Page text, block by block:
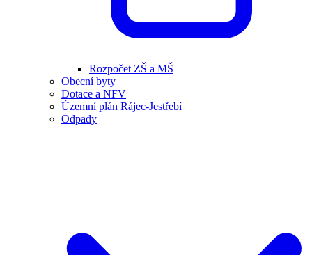
Rozpočet ZŠ a MŠ
Obecní byty
Dotace a NFV
Územní plán Rájec-Jestřebí
Odpady